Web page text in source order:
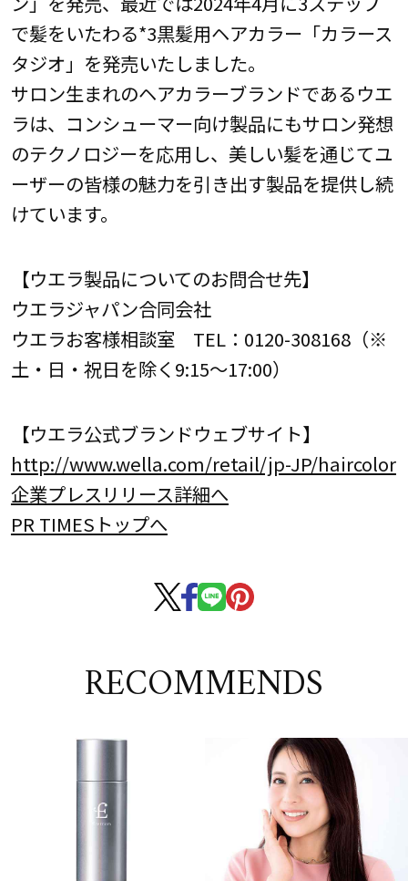
で髪をいたわる*3黒髪用ヘアカラー「カラース
タジオ」を発売いたしました。
サロン生まれのヘアカラーブランドであるウエ
ラは、コンシューマー向け製品にもサロン発想
のテクノロジーを応用し、美しい髪を通じてユ
ーザーの皆様の魅力を引き出す製品を提供し続
けています。
【ウエラ製品についてのお問合せ先】
ウエラジャパン合同会社
ウエラお客様相談室 TEL：0120-308168（※
土・日・祝日を除く9:15～17:00）
【ウエラ公式ブランドウェブサイト】
http://www.wella.com/retail/jp-JP/haircolor
企業プレスリリース詳細へ
PR TIMESトップへ
RECOMMENDS